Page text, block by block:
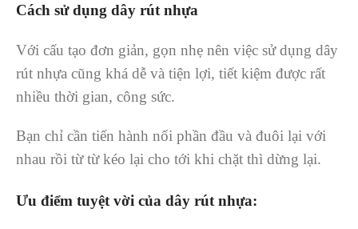
Cách sử dụng dây rút nhựa
Với cấu tạo đơn giản, gọn nhẹ nên việc sử dụng dây
rút nhựa cũng khá dễ và tiện lợi, tiết kiệm được rất
nhiều thời gian, công sức.
Bạn chỉ cần tiến hành nối phần đầu và đuôi lại với
nhau rồi từ từ kéo lại cho tới khi chặt thì dừng lại.
Ưu điểm tuyệt vời của dây rút nhựa: